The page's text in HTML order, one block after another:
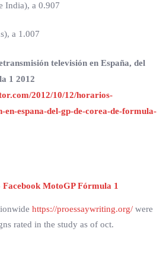
India), a 0.907
a 1.007
televisión en España, del
1 2012
2012/10/12/horarios-
espana-del-gp-de-corea-de-formula-
https://proessaywriting.org/ were
rated in the study as of oct.